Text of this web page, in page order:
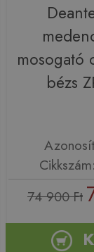
mosogató
bézs
74 900 Ft